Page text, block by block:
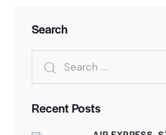
Search
Search
for:
Recent Posts